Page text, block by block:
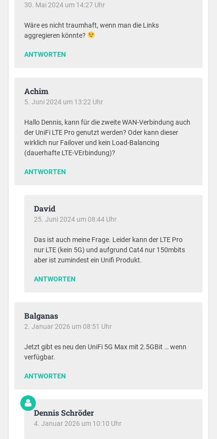
30. Mai 2024 um 14:27 Uhr
Wäre es nicht traumhaft, wenn man die Links
aggregieren könnte?
ANTWORTEN
Achim
5. Juni 2024 um 13:22 Uhr
Hallo Dennis, kann für die zweite WAN-Verbindung auch
der UniFi LTE Pro genutzt werden? Oder kann dieser
wirklich nur Failover und kein Load-Balancing
(dauerhafte LTE-VErbindung)?
ANTWORTEN
David
25. Juni 2024 um 08:44 Uhr
Das ist auch meine Frage. Leider kann der LTE Pro
nur LTE (kein 5G) und aufgrund Cat4 nur 150mbits
aber ist zumindest ein Unifi Produkt.
ANTWORTEN
Balganas
2. Januar 2026 um 08:51 Uhr
Jetzt gibt es neu den UniFi 5G Max mit 2.5GBit … wenn
verfügbar.
ANTWORTEN
Dennis Schröder
4. Januar 2026 um 10:10 Uhr